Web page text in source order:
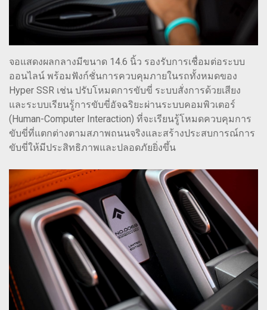
จอแสดงผลกลางมีขนาด 14.6 นิ้ว รองรับการเชื่อมต่อระบบ
ออนไลน์ พร้อมฟังก์ชั่นการควบคุมภายในรถทั้งหมดของ
Hyper SSR เช่น ปรับโหมดการขับขี่ ระบบสั่งการด้วยเสียง
และระบบเรียนรู้การขับขี่อัจฉริยะผ่านระบบคอมพิวเตอร์
(Human-Computer Interaction) ที่จะเรียนรู้โหมดควบคุมการ
ขับขี่ที่แตกต่างตามสภาพถนนจริงและสร้างประสบการณ์การ
ขับขี่ให้มีประสิทธิภาพและปลอดภัยยิ่งขึ้น